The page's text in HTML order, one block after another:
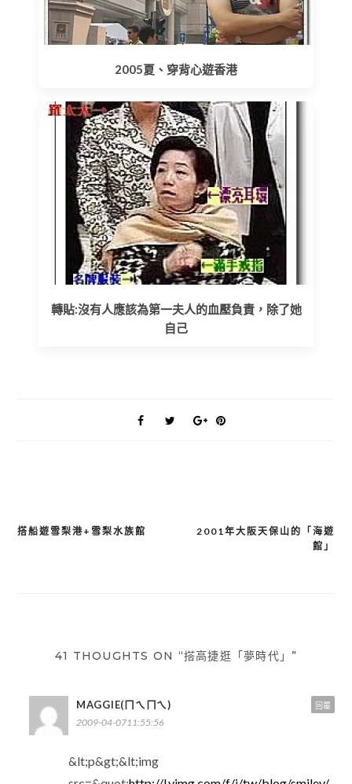
2005夏、穿背心遊香港
轉貼:沒有人應該為第一夫人的血壓負責，除了她
自己
文
搭船遊雪梨港+雪梨水族館
2001年大阪天保山的「海遊
館」
41 THOUGHTS ON “搭高捷逛「夢時代」”
MAGGIE(ㄇㄟㄇㄟ)
2009-04-0711:55:56
&lt;p&gt;&lt;img
回覆